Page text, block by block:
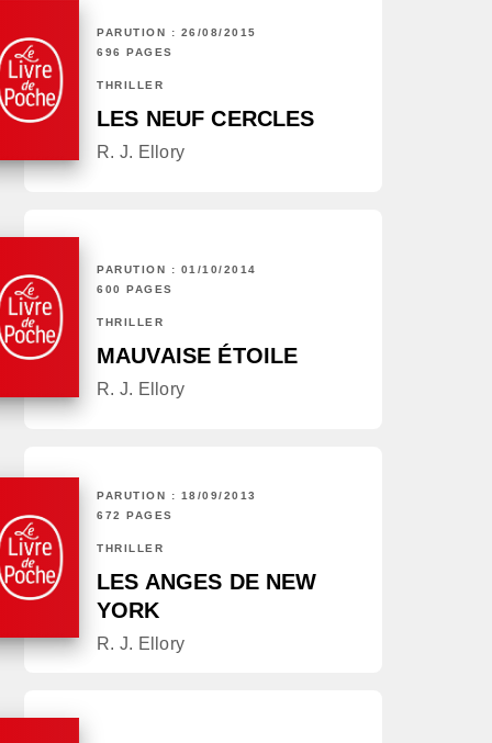
PARUTION : 26/08/2015
696 PAGES
THRILLER
LES NEUF CERCLES
R. J. Ellory
PARUTION : 01/10/2014
600 PAGES
THRILLER
MAUVAISE ÉTOILE
R. J. Ellory
PARUTION : 18/09/2013
672 PAGES
THRILLER
LES ANGES DE NEW
YORK
R. J. Ellory